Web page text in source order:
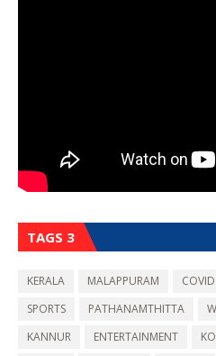
TAGS 3
KERALA MALAPPURAM
SPORTS
PATHANAMTHITTA
KANNUR
ENTERTAINMENT